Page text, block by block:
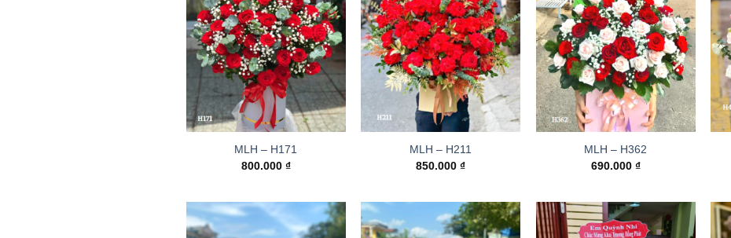
MLH – H171
800.000 ₫
MLH – H211
850.000₫
MLH – H362
690.000 ₫